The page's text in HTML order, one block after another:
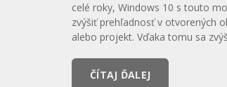
celé roky, Windows 10 s touto
zvýšiť prehľadnosť v otvorených
alebo projekt. Vďaka tomu sa
ČÍTAJ ĎALEJ